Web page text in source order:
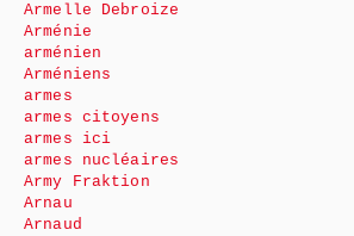
Armelle Debroize
Arménie
arménien
Arméniens
armes
armes citoyens
armes ici
armes nucléaires
Army Fraktion
Arnau
Arnaud